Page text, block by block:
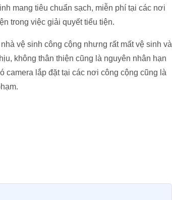
mang tiêu chuẩn sạch, miễn phí tại các nơi
trong việc giải quyết tiểu tiện.
vệ sinh công cộng nhưng rất mất vệ sinh và
không thân thiện cũng là nguyên nhân hạn
camera lắp đặt tại các nơi công cộng cũng là